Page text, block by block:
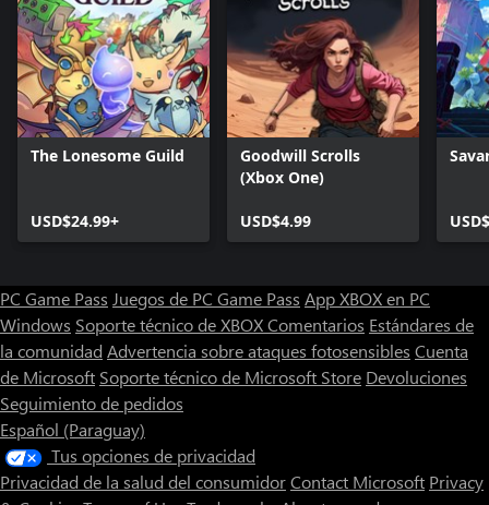
The Lonesome Guild
USD$24.99+
Goodwill Scrolls
(Xbox One)
USD$4.99
PC Game Pass Juegos de PC Game Pass App XBOX en PC
Windows Soporte técnico de XBOXComentarios Estándares de
la comunidad Advertencia sobre ataques fotosensibles Cuenta
de Microsoft Soporte técnico de Microsoft Store Devoluciones
Seguimiento de pedidos
Español (Paraguay)
Tus opciones de privacidad
Privacidad de la salud del consumidorContact Microsoft Privacy